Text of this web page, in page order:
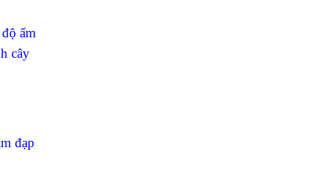
ẩm
cây
đạp